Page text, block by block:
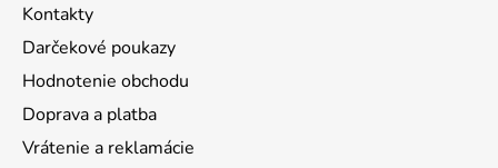
Kontakty
Darčekové poukazy
Hodnotenie obchodu
Doprava a platba
Vrátenie a reklamácie